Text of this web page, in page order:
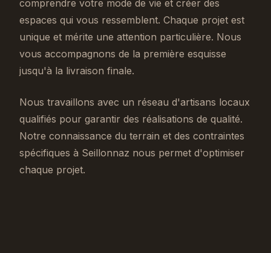
comprendre votre mode de vie et créer des
espaces qui vous ressemblent. Chaque projet est
unique et mérite une attention particulière. Nous
vous accompagnons de la première esquisse
jusqu'à la livraison finale.
Nous travaillons avec un réseau d'artisans locaux
qualifiés pour garantir des réalisations de qualité.
Notre connaissance du terrain et des contraintes
spécifiques à Seillonnaz nous permet d'optimiser
chaque projet.